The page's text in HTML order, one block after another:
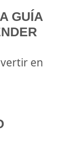
GUÍA
en